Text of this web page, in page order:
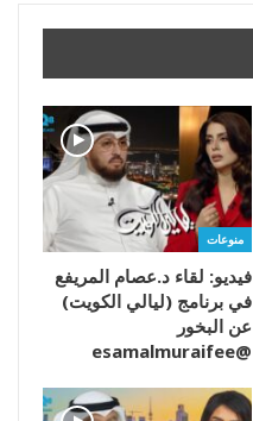
منوعات
فيديو: لقاء د.عصام المريفع
في برنامج (ليالي الكويت)
عن البخور
@esamalmuraifee